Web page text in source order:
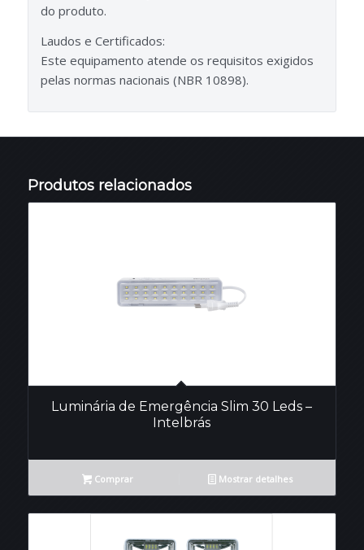
do produto.
Laudos e Certificados:
Este equipamento atende os requisitos exigidos
pelas normas nacionais (NBR 10898).
Produtos relacionados
Luminária de Emergência Slim 30 Leds –
Intelbrás
Comprar Mostrar detalhes